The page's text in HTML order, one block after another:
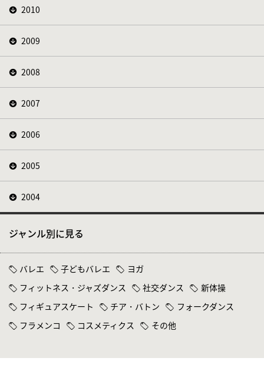
2010
2009
2008
2007
2006
2005
2004
ジャンル別に見る
バレエ 子どもバレエ
ヨガ
フィットネス・ジャズダンス
社交ダンス
新体操
フィギュアスケート
チア・バトン
フォークダンス
フラメンコ
コスメティクス その他